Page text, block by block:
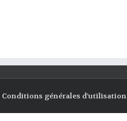
Conditions générales d'utilisation